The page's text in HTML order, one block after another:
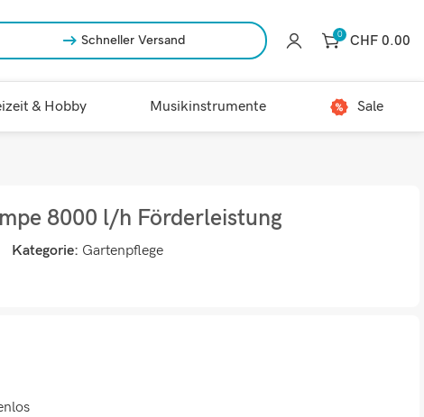
Schneller Versand 0 CHF 0.00
& Hobby Musikinstrumente Sale
8000 l/h Förderleistung
Kategorie: Gartenpflege